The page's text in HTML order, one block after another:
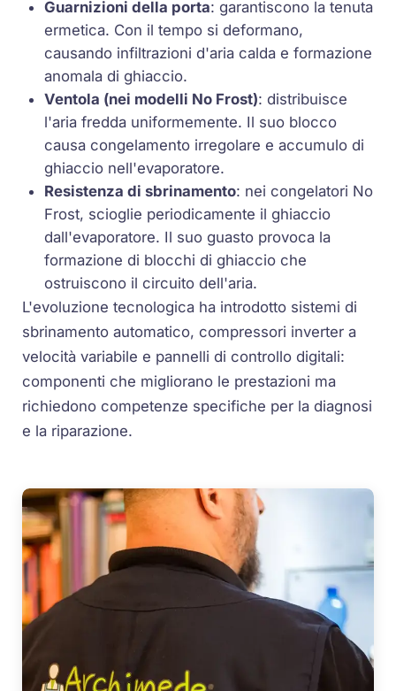
Guarnizioni della porta: garantiscono la tenuta
ermetica. Con il tempo si deformano,
causando infiltrazioni d'aria calda e formazione
anomala di ghiaccio.
Ventola (nei modelli No Frost): distribuisce
l'aria fredda uniformemente. Il suo blocco
causa congelamento irregolare e accumulo di
ghiaccio nell'evaporatore.
Resistenza di sbrinamento: nei congelatori No
Frost, scioglie periodicamente il ghiaccio
dall'evaporatore. Il suo guasto provoca la
formazione di blocchi di ghiaccio che
ostruiscono il circuito dell'aria.
L'evoluzione tecnologica ha introdotto sistemi di
sbrinamento automatico, compressori inverter a
velocità variabile e pannelli di controllo digitali:
componenti che migliorano le prestazioni ma
richiedono competenze specifiche per la diagnosi
e la riparazione.